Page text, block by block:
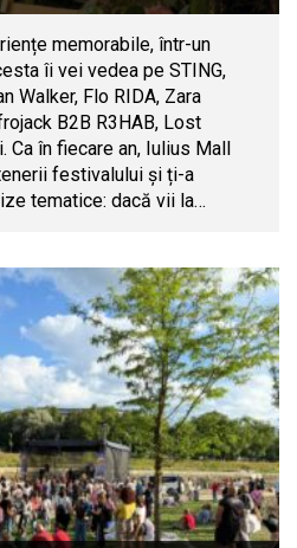
memorabile, într-un
îi vei vedea pe STING,
Walker, Flo RIDA, Zara
B2B R3HAB, Lost
Ca în fiecare an, Iulius Mall
festivalului și ți-a
tematice: dacă vii la…